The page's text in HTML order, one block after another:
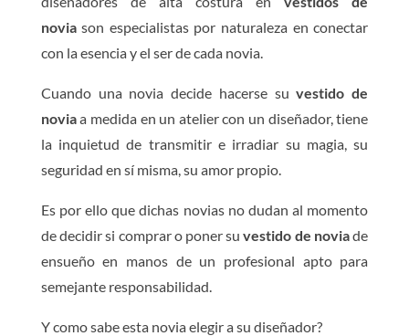
noviason especialistas por naturaleza en conectar
con la esencia y el ser de cada novia.
Cuando una novia decide hacerse suvestido de
noviaa medida en un atelier con un diseñador, tiene
la inquietud de transmitir e irradiar su magia, su
seguridad en sí misma, su amor propio.
Es por ello que dichas novias no dudan al momento
de decidir si comprar o poner suvestido de noviade
ensueño en manos de un profesional apto para
semejante responsabilidad.
Y como sabe esta novia elegir a su diseñador?